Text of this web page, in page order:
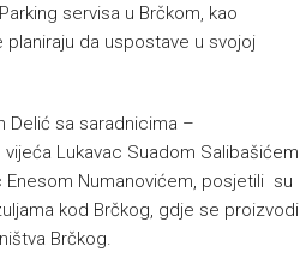
servisa u Brčkom, kao
da uspostave u svojoj
Delić sa saradnicima –
Lukavac Suadom Salibašićem
Enesom Numanovićem, posjetili su
kod Brčkog, gdje se proizvodi
Brčkog.